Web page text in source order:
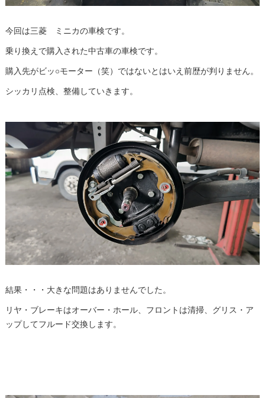
今回は三菱 ミニカの車検です。
乗り換えで購入された中古車の車検です。
購入先がビッ○モーター（笑）ではないとはいえ前歴が判りません。
シッカリ点検、整備していきます。
結果・・・大きな問題はありませんでした。
リヤ・ブレーキはオーバー・ホール、フロントは清掃、グリス・ア
ップしてフルード交換します。